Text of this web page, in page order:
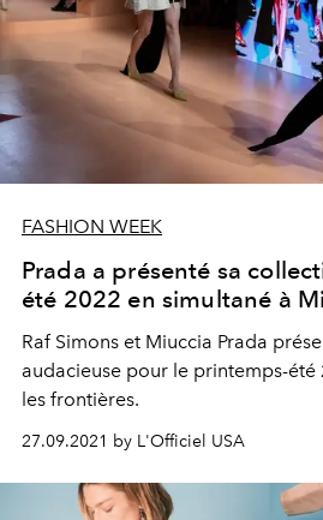
FASHION WEEK
Prada a présenté sa
été 2022 en simultané à
Raf Simons et Miuccia Prada
audacieuse pour le printemps-été
les frontières.
27.09.2021 by L'Officiel USA